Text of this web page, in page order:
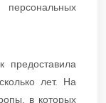
предоставила
лет. На
в которых